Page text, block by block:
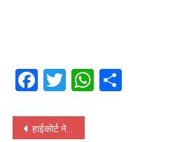
Facebook
TwitterWhatsApp
Share
Post
हाईकोर्ट ने UCC पर सरकार से छह हफ्ते में मांगा जवाब, लिव इन और मुस्लिम विवाह के प्रावधानों पर आपत्ति